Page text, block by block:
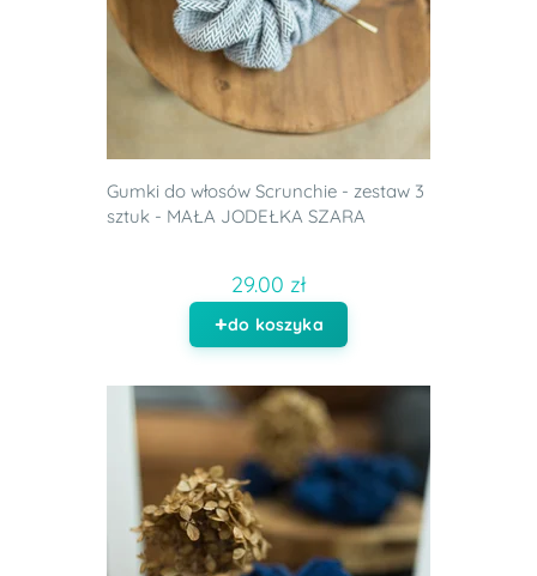
Gumki do włosów Scrunchie - zestaw 3
sztuk - MAŁA JODEŁKA SZARA
29.00 zł
do koszyka